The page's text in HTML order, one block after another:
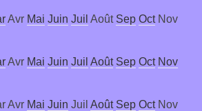
Avr Mai Juin Juil Août Sep Oct Nov
Avr Mai Juin Juil Août Sep Oct Nov
Avr Mai Juin Juil Août Sep Oct Nov